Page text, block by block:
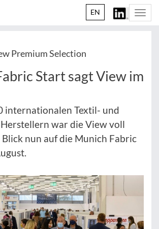
EN
Premium Selection
Start sagt View im
internationalen Textil- und
war die View voll
nun auf die Munich Fabric